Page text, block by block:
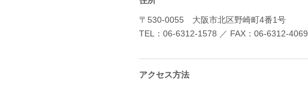
〒530-0055 大阪市北区野崎町4番1号
TEL：06-6312-1578 ／ FAX：06-6312-4069
アクセス方法